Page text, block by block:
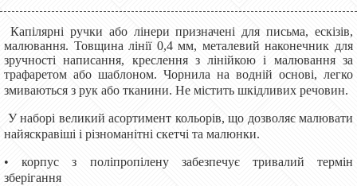
Капілярні ручки або лінери призначені для письма, ескізів,
малювання. Товщина лінії 0,4 мм, металевий наконечник для
зручності написання, креслення з лінійкою і малювання за
трафаретом або шаблоном. Чорнила на водній основі, легко
змиваються з рук або тканини. Не містить шкідливих речовин.
У наборі великий асортимент кольорів, що дозволяє малювати
найяскравіші і різноманітні скетчі та малюнки.
• корпус з поліпропілену забезпечує тривалий термін
зберігання